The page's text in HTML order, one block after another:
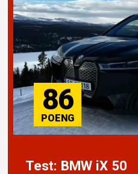
86
Test: BMW iX 50